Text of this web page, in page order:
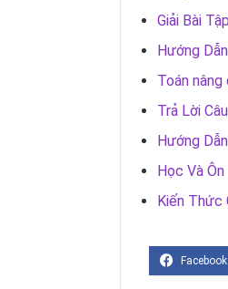
Giải Bài
Hướng
Toán
Trả Lời
Hướng
Học Và
Kiến Thức